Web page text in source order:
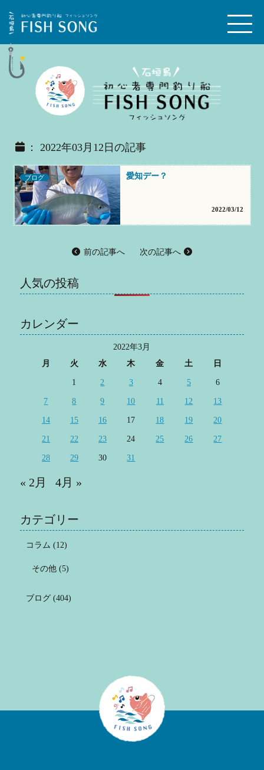
： 2022年03月12日の記事
ブログ 愛知デー？
2022/03/12
前の記事へ 次の記事へ
人気の投稿
カレンダー
2022年3月
月
火 水 木 金 土 日
1 2 3 4 5 6
7 8 9 10 11 12 13
14 15 16 17 18 19 20
21 22 23 24 25 26 27
28 29 30 31
« 2月 4月 »
カテゴリー
コラム (12)
その他(5)
ブログ(404)